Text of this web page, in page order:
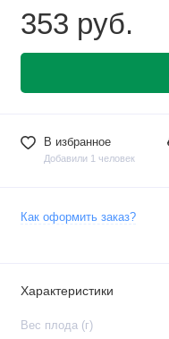
353 руб.
В избранное
Добавили 1 человек
Как оформить заказ?
Характеристики
Вес плода (г)